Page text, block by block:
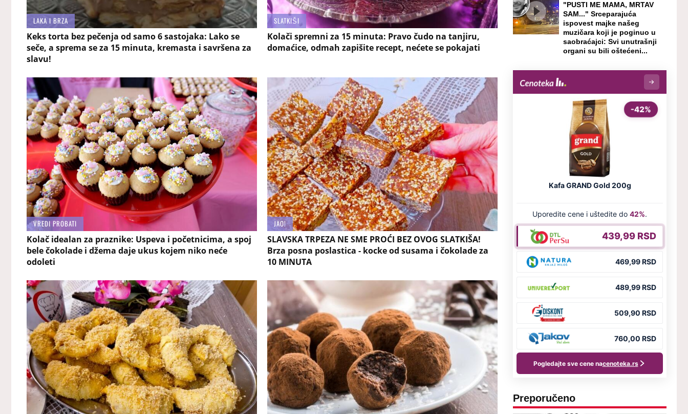
LAKA I BRZA
Keks torta bez pečenja od samo 6 sastojaka: Lako se
seče, a sprema se za 15 minuta, kremasta i savršena za
slavu!
SLATKIŠI
Kolači spremni za 15 minuta: Pravo čudo na tanjiru,
domaćice, odmah zapišite recept, nećete se pokajati
VREDI PROBATI
Kolač idealan za praznike: Uspeva i početnicima, a spoj
bele čokolade i džema daje ukus kojem niko neće
odoleti
JAO!
SLAVSKA TRPEZA NE SME PROĆI BEZ OVOG SLATKIŠA!
Brza posna poslastica - kocke od susama i čokolade za
10 MINUTA
"PUSTI ME MAMA, MRTAV
SAM..." Srceparajuća
ispovest majke našeg
muzičara koji je poginuo u
saobraćajci: Svi unutrašnji
organi su bili oštećeni...
Preporučeno